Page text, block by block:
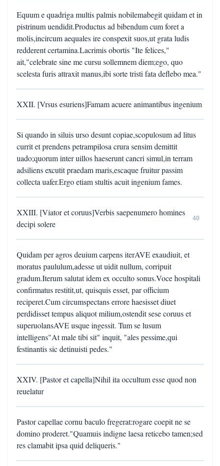
Equum e quadriga multis palmis nobilemabegit quidam et in
pistrinum uendidit.Productus ad bibendum cum foret a
molis,incircum aequales ire conspexit suos,ut grata ludis
redderent certamina.Lacrimis obortis "Ite felices,"
ait,"celebrate sine me cursu sollemnem diem;ego, quo
scelesta furis attraxit manus,ibi sorte tristi fata deflebo mea."
XXII. [Vrsus esuriens]Famam acuere animantibus ingenium
Si quando in siluis urso desunt copiae,scopulosum ad litus
currit et prendens petrampilosa crura sensim demittit
uado;quorum inter uillos haeserunt cancri simul,in terram
adsiliens excutit praedam maris,escaque fruitur passim
collecta uafer.Ergo etiam stultis acuit ingenium fames.
XXIII. [Viator et coruus]Verbis saepenumero homines
decipi solere
40
Quidam per agros deuium carpens iterAVE exaudiuit, et
moratus paululum,adesse ut uidit nullum, corripuit
gradum.Iterum salutat idem ex occulto sonus.Voce hospitali
confirmatus restitit,ut, quisquis esset, par officium
reciperet.Cum circumspectans errore haesisset diuet
perdidisset tempus aliquot milium,ostendit sese coruus et
superuolansAVE usque ingessit. Tum se lusum
intelligens"At male tibi sit" inquit, "ales pessime,qui
festinantis sic detinuisti pedes."
XXIV. [Pastor et capella]Nihil ita occultum esse quod non
reuelatur
Pastor capellae cornu baculo fregerat:rogare coepit ne se
domino proderet."Quamuis indigne laesa reticebo tamen;sed
res clamabit ipsa quid deliqueris."